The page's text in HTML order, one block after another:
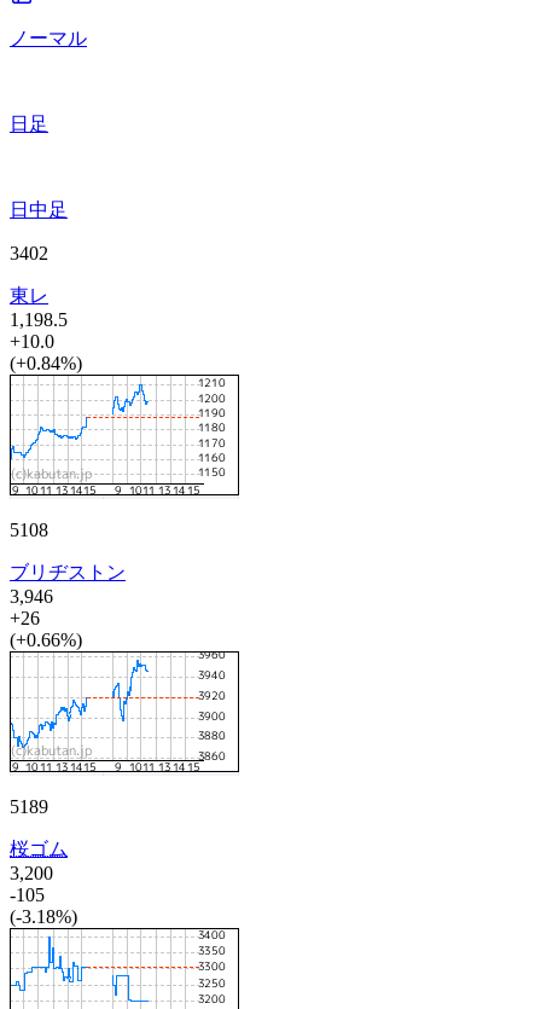
ノーマル
日足
日中足
3402
東レ
1,198.5
+10.0
(+0.84%)
5108
ブリヂストン
3,946
+26
(+0.66%)
5189
桜ゴム
3,200
-105
(-3.18%)